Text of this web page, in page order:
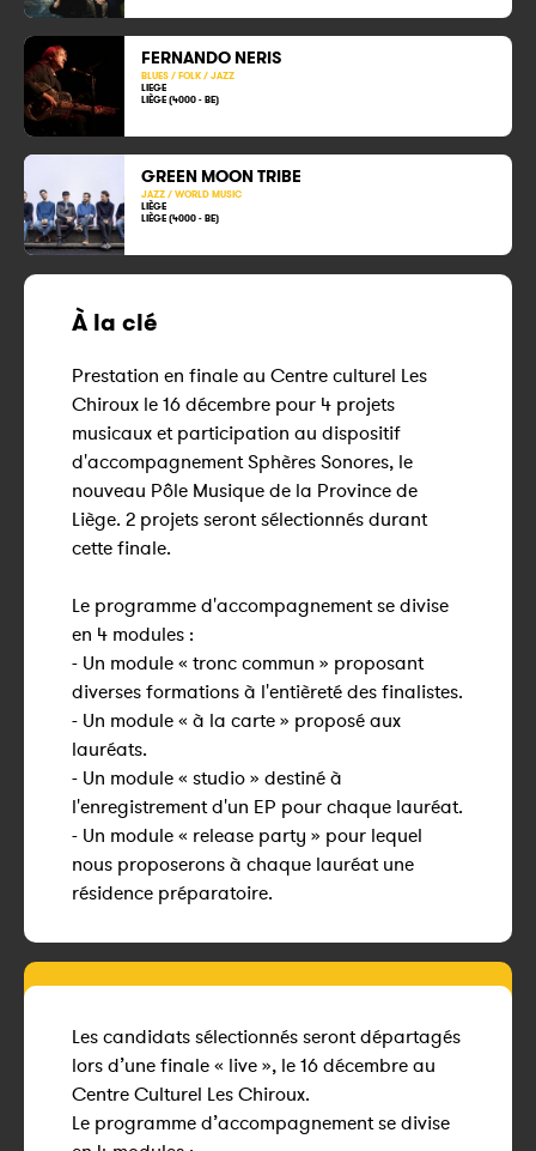
FERNANDO NERIS
BLUES / FOLK / JAZZ
LIEGE
LIÈGE (4000 - BE)
GREEN MOON TRIBE
JAZZ / WORLD MUSIC
LIÈGE
LIÈGE (4000 - BE)
À la clé
Prestation en finale au Centre culturel Les
Chiroux le 16 décembre pour 4 projets
musicaux et participation au dispositif
d'accompagnement Sphères Sonores, le
nouveau Pôle Musique de la Province de
Liège. 2 projets seront sélectionnés durant
cette finale.
Le programme d'accompagnement se divise
en 4 modules :
- Un module « tronc commun » proposant
diverses formations à l'entièreté des finalistes.
- Un module « à la carte » proposé aux
lauréats.
- Un module « studio » destiné à
l'enregistrement d'un EP pour chaque lauréat.
- Un module « release party » pour lequel
nous proposerons à chaque lauréat une
résidence préparatoire.
Les candidats sélectionnés seront départagés
lors d’une finale « live », le 16 décembre au
Centre Culturel Les Chiroux.
Le programme d’accompagnement se divise